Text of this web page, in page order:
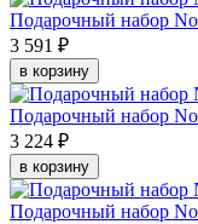
Подарочный набор
3 591 ₽
в корзину
Подарочный набор
3 224 ₽
в корзину
Подарочный набор